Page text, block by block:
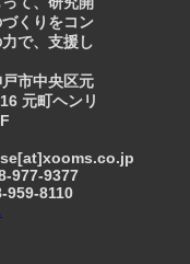
くりをコン
で、支援し
市中央区元
元町ヘンリ
977-9377
959-8110